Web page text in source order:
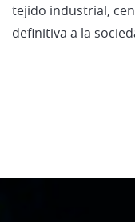
tejido industrial,
definitiva a la